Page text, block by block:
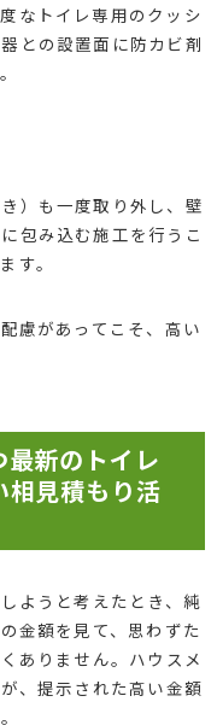
なトイレ専用のクッシ
との設置面に防カビ剤
）も一度取り外し、壁
包み込む施工を行うこ
す。
慮があってこそ、高い
新のトイレ
相見積もり活
ようと考えたとき、純
金額を見て、思わずた
ありません。ハウスメ
、提示された高い金額